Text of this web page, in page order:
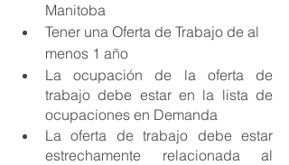
Manitoba
Tener una Oferta de Trabajo de al
menos 1 año
La ocupación de la oferta de
trabajo debe estar en la lista de
ocupaciones en Demanda
La oferta de trabajo debe estar
estrechamente relacionada al